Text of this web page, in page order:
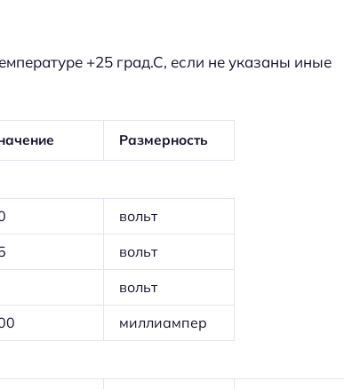
+25 град.С, если не указаны иные
Размерность
вольт
вольт
вольт
миллиампер